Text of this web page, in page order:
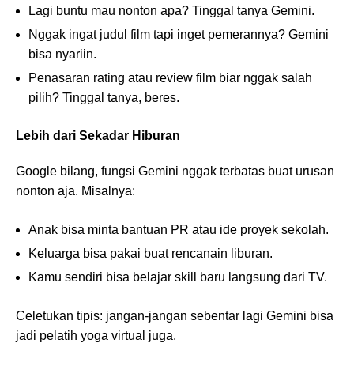
Lagi buntu mau nonton apa? Tinggal tanya Gemini.
Nggak ingat judul film tapi inget pemerannya? Gemini
bisa nyariin.
Penasaran rating atau review film biar nggak salah
pilih? Tinggal tanya, beres.
Lebih dari Sekadar Hiburan
Google bilang, fungsi Gemini nggak terbatas buat urusan
nonton aja. Misalnya:
Anak bisa minta bantuan PR atau ide proyek sekolah.
Keluarga bisa pakai buat rencanain liburan.
Kamu sendiri bisa belajar skill baru langsung dari TV.
Celetukan tipis: jangan-jangan sebentar lagi Gemini bisa
jadi pelatih yoga virtual juga.